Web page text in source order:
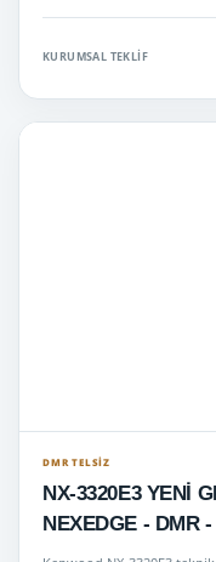
KURUMSAL TEKLIF
DMR TELSIZ
NX-3320E3 YENİ GPS - Bluetooth'lu UHF
NEXEDGE - DMR